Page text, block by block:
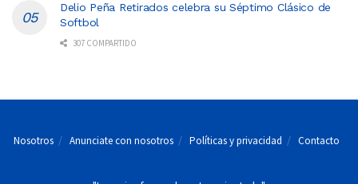
Delio Peña Retirados celebra su Séptimo Clásico de
Softbol
307 COMPARTIDO
Nosotros Anunciate con nosotros Políticas y privacidad Contacto